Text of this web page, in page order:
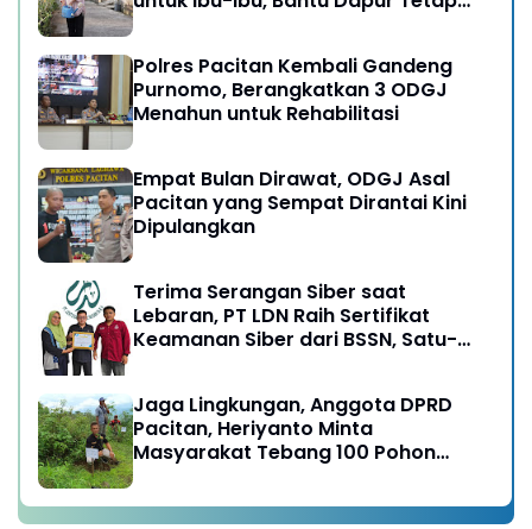
Polres Pacitan Kembali Gandeng
Purnomo, Berangkatkan 3 ODGJ
Menahun untuk Rehabilitasi
Empat Bulan Dirawat, ODGJ Asal
Pacitan yang Sempat Dirantai Kini
Dipulangkan
Terima Serangan Siber saat
Lebaran, PT LDN Raih Sertifikat
Keamanan Siber dari BSSN, Satu-
Jaga Lingkungan, Anggota DPRD
Pacitan, Heriyanto Minta
Masyarakat Tebang 100 Pohon